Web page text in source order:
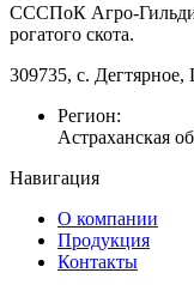
СССПоК Агро-
рогатого скота.
309735, с. Дегтярное,
Регион:
Астраханская
Навигация
О компании
Продукция
Контакты